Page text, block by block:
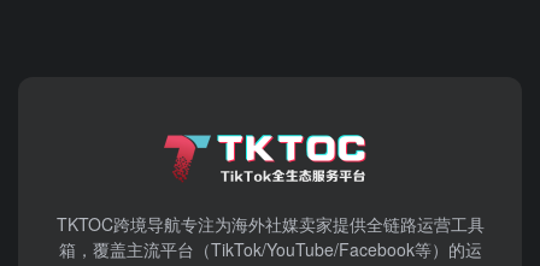
TKTOC跨境导航​专注为海外社媒卖家提供全链路运营工具
箱，覆盖主流平台（TikTok/YouTube/Facebook等）​的运